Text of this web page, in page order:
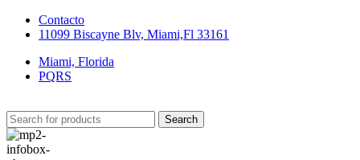
Contacto
11099 Biscayne Blv, Miami,Fl 33161
Miami, Florida
PQRS
Search